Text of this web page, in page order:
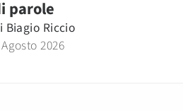
parole
Biagio Riccio
2026